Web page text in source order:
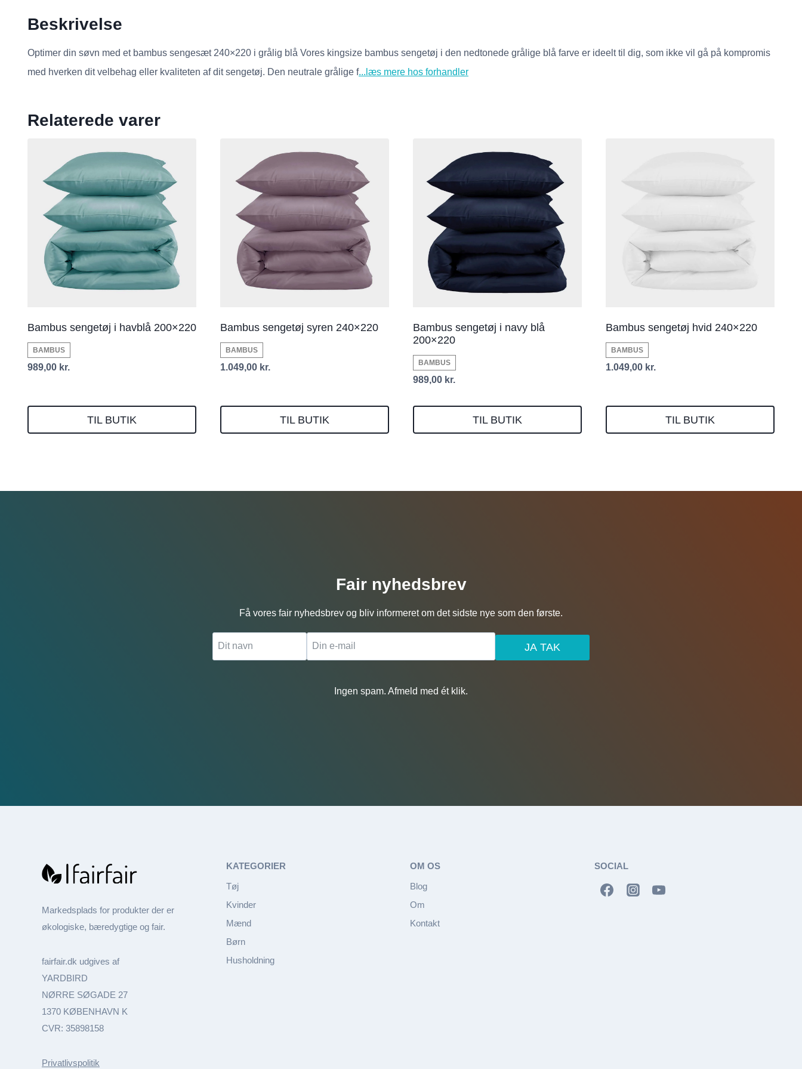
Beskrivelse
Optimer din søvn med et bambus sengesæt 240×220 i grålig blå Vores kingsize bambus sengetøj i den nedtonede grålige blå farve er ideelt til dig, som ikke vil gå på kompromis
med hverken dit velbehag eller kvaliteten af dit sengetøj. Den neutrale grålige f...læs mere hos forhandler
Relaterede varer
Bambus sengetøj i havblå 200×220
BAMBUS
989,00 kr.
TIL BUTIK
Bambus sengetøj syren 240×220
BAMBUS
1.049,00 kr.
TIL BUTIK
Bambus sengetøj i navy blå
200×220
BAMBUS
989,00 kr.
TIL BUTIK
Bambus sengetøj hvid 240×220
BAMBUS
1.049,00 kr.
TIL BUTIK
Fair nyhedsbrev
Få vores fair nyhedsbrev og bliv informeret om det sidste nye som den første.
JA TAK
Ingen spam. Afmeld med ét klik.
Markedsplads for produkter der er
økologiske, bæredygtige og fair.
fairfair.dk udgives af
YARDBIRD
NØRRE SØGADE 27
1370 KØBENHAVN K
CVR: 35898158
Privatlivspolitik
KATEGORIER
Tøj
Kvinder
Mænd
Børn
Husholdning
OM OS
Blog
Om
Kontakt
SOCIAL